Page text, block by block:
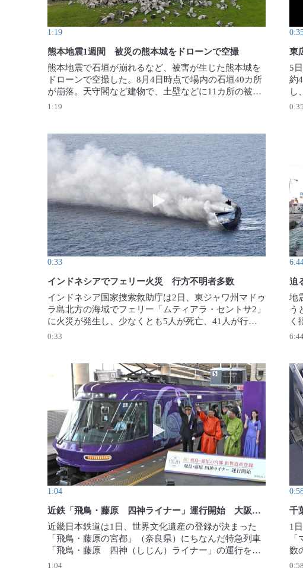
1:19
熊本地震1週間 被災の熊本城をドローンで空撮
熊本地震で石垣が崩れるなど、被害が生じた熊本城を
ドローンで空撮した。8月4日時点で場内の石垣40カ所
が崩落。天守閣など建物で、土壁などに11カ所の被害
が確認されている。【撮影・後藤由耶】2026年8月5日
1:19
東
5
約
し
が
0:35
動画を再生 インドネシアでフェリ
0:33
インドネシアでフェリー火災 行方不明者多数
インドネシア国家捜索救助庁は2日、東ジャワ州マドゥ
ラ島北方の海域でフェリー「ムティアラ・セントサ2」
に火災が発生し、少なくとも5人が死亡、41人が行方
不明になったと発表した。225人が救助された。
0:33
地
う
く
は
動画を再生 近鉄「飛鳥・藤原 四神
1:04
近鉄「飛鳥・藤原 四神ライナー」運行開始 大阪と世界遺産結ぶ
近畿日本鉄道は1日、世界文化遺産の登録が決まった
「飛鳥・藤原の宮都」（奈良県）にちなんだ特急列車
「飛鳥・藤原　四神（しじん）ライナー」の運行を始
めた。大阪阿部野橋駅から、奈良県橿原市や明日香村
1:04
1
数
ろ
0:58